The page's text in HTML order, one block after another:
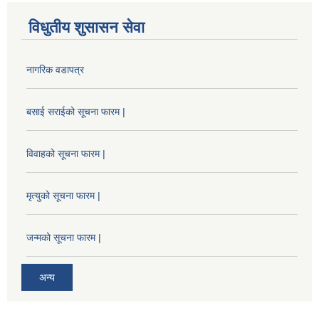
विधुतीय शुसासन सेवा
नागरिक वडापत्र
बसाई सराईको सूचना फारम |
विवाहको सूचना फारम |
मृत्युको सूचना फारम |
जन्मको सूचना फारम |
अन्य